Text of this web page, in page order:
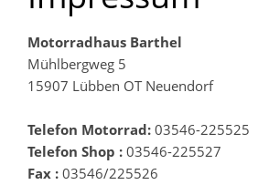
Motorradhaus Barthel
Mühlbergweg 5
15907 Lübben OT Neuendorf
Telefon Motorrad: 03546-225525
Telefon Shop : 03546-225527
Fax : 03546/225526